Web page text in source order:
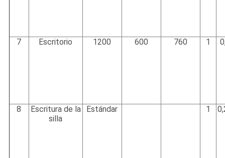
7 Escritorio 1200 600 760 1
8
Escritura de la
silla
Estándar 1